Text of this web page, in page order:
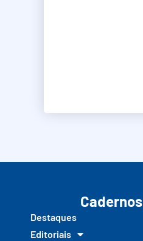
Cadernos
Destaques
Editoriais